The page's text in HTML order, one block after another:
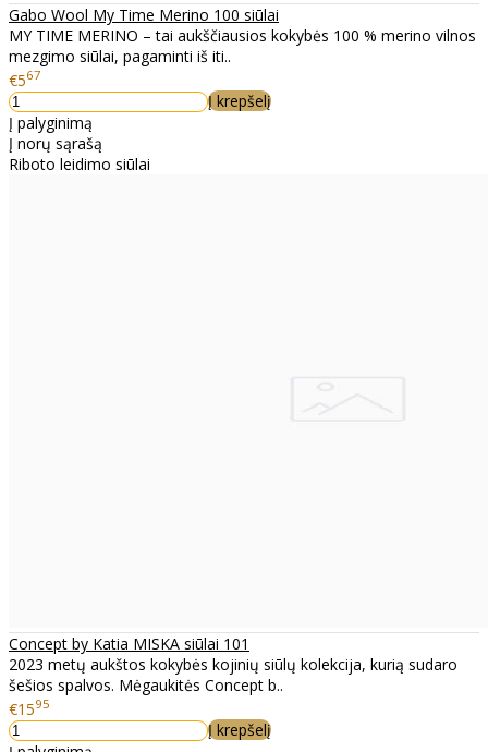
Gabo Wool My Time Merino 100 siūlai
MY TIME MERINO – tai aukščiausios kokybės 100 % merino vilnos
mezgimo siūlai, pagaminti iš iti..
€567
Į krepšelį
Į palyginimą
Į norų sąrašą
Riboto leidimo siūlai
Concept by Katia MISKA siūlai 101
2023 metų aukštos kokybės kojinių siūlų kolekcija, kurią sudaro
šešios spalvos. Mėgaukitės Concept b..
€1595
Į krepšelį